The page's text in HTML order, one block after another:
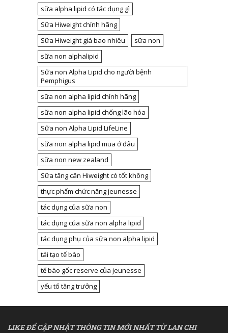
sữa alpha lipid có tác dụng gì
Sữa Hiweight chính hãng
Sữa Hiweight giá bao nhiêu
sữa non
sữa non alphalipid
Sữa non Alpha Lipid cho người bệnh
Pemphigus
sữa non alpha lipid chính hãng
sữa non alpha lipid chống lão hóa
Sữa non Alpha Lipid LifeLine
sữa non alpha lipid mua ở đâu
sữa non new zealand
Sữa tăng cân Hiweight có tốt không
thực phẩm chức năng jeunesse
tác dụng của sữa non
tác dụng của sữa non alpha lipid
tác dụng phụ của sữa non alpha lipid
tái tạo tế bào
tế bào gốc reserve của jeunesse
yếu tố tăng trưởng
LIKE ĐỂ CẬP NHẬT THÔNG TIN MỚI NHẤT TỪ LAN CHI